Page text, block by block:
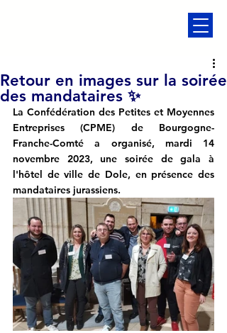
Retour en images sur la soirée
des mandataires ✨
La Confédération des Petites et Moyennes
Entreprises (CPME) de Bourgogne-
Franche-Comté a organisé, mardi 14
novembre 2023, une soirée de gala à
l'hôtel de ville de Dole, en présence des
mandataires jurassiens.